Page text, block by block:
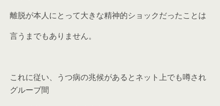
離脱が本人にとって大きな精神的ショックだったことは
言うまでもありません。
これに従い、うつ病の兆候があるとネット上でも噂され
グルーブ間